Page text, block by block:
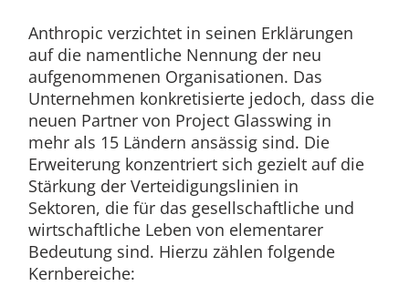
Anthropic verzichtet in seinen Erklärungen
auf die namentliche Nennung der neu
aufgenommenen Organisationen. Das
Unternehmen konkretisierte jedoch, dass die
neuen Partner von Project Glasswing in
mehr als 15 Ländern ansässig sind. Die
Erweiterung konzentriert sich gezielt auf die
Stärkung der Verteidigungslinien in
Sektoren, die für das gesellschaftliche und
wirtschaftliche Leben von elementarer
Bedeutung sind. Hierzu zählen folgende
Kernbereiche: